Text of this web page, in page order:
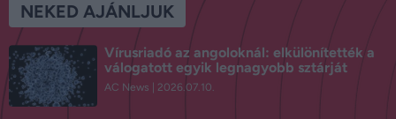
NEKED AJÁNLJUK
Vírusriadó az angoloknál: elkülönítették a
válogatott egyik legnagyobb sztárját
AC News 2026.07.10.